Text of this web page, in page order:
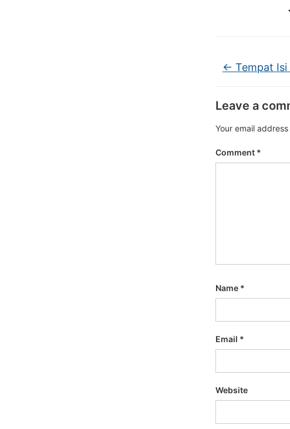
← Tempat
Leave a
Your email
Comment *
Name *
Email *
Website